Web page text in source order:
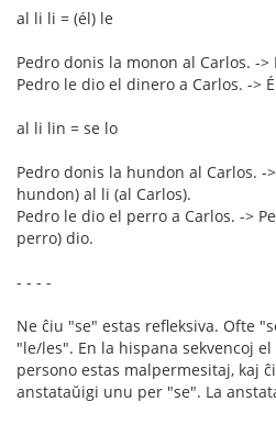
al li li = (él) le
Pedro donis la monon al Carlos. -
Pedro le dio el dinero a Carlos. ->
al li lin = se lo
Pedro donis la hundon al Carlos. -
hundon) al li (al Carlos).
Pedro le dio el perro a Carlos. ->
perro) dio.
- - - -
Ne ĉiu "se" estas refleksiva. Ofte
"le/les". En la hispana sekvencoj
persono estas malpermesitaj, kaj
anstataŭigi unu per "se". La